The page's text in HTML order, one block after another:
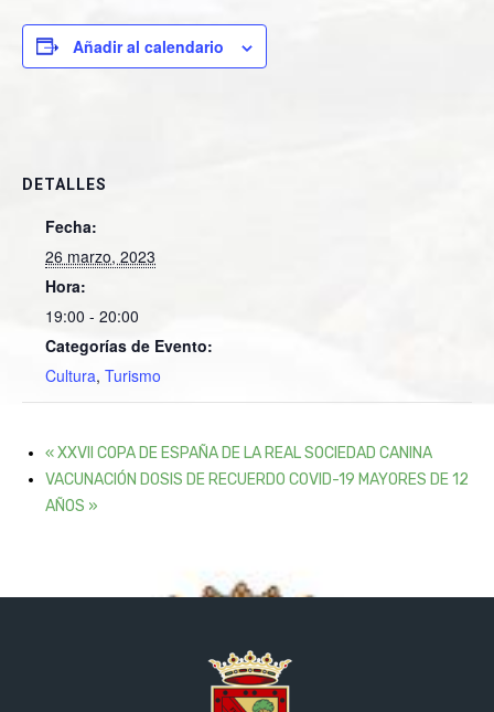
Añadir al calendario
DETALLES
Fecha:
26 marzo, 2023
Hora:
19:00 - 20:00
Categorías de Evento:
Cultura, Turismo
«XXVII COPA DE ESPAÑA DE LA REAL SOCIEDAD CANINA
VACUNACIÓN DOSIS DE RECUERDO COVID-19 MAYORES DE 12
AÑOS »